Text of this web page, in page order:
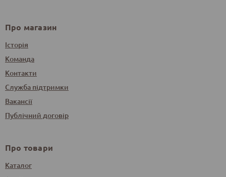
Про магазин
Історія
Команда
Контакти
Служба підтримки
Вакансії
Публічний договір
Про товари
Каталог